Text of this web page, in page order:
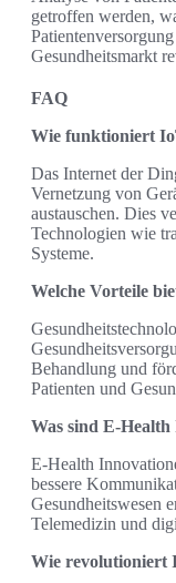
getroffen werden,
Gesundheitsmarkt
FAQ
Wie funktioniert
Das Internet der
Vernetzung von
austauschen. Dies
Technologien wie
Systeme.
Welche Vorteile
Behandlung und
Patienten und
Was sind E-
E-Health
bessere
Gesundheitswesen
Telemedizin und
Wie revolutioniert